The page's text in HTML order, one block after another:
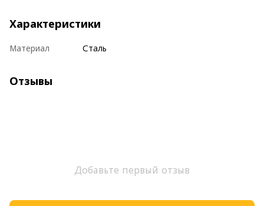
Характеристики
Материал Сталь
Отзывы
Добавьте первый отзыв